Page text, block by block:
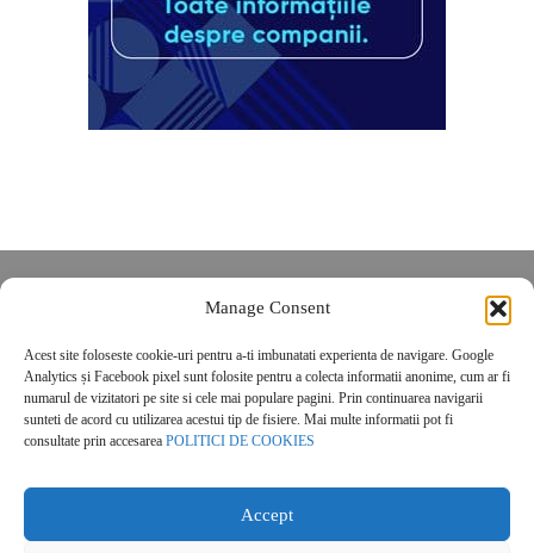
Manage Consent
Acest site foloseste cookie-uri pentru a-ti imbunatati experienta de navigare. Google
Analytics și Facebook pixel sunt folosite pentru a colecta informatii anonime, cum ar fi
numarul de vizitatori pe site si cele mai populare pagini. Prin continuarea navigarii
sunteti de acord cu utilizarea acestui tip de fisiere. Mai multe informatii pot fi
consultate prin accesarea POLITICI DE COOKIES
Accept
POLITICĂ DE CONFIDENȚIALITATE
Politica de cookies